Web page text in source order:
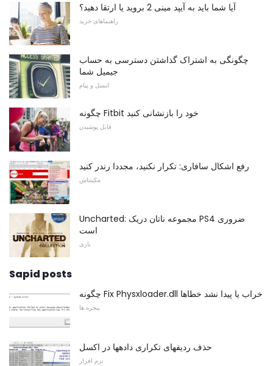
آیا شما باید به آیپد مینی 2 بروید یا ارتقا دهید؟
راهنماهای خرید
چگونگی به اشتراک گذاشتن دسترسی به حساب
جیمیل شما
ایمیل و پیام
چگونه Fitbit خود را بازنشانی کنید
قابل پوشیدن
رفع اشکال سافاری: تکرار نکنید، مجددا رندر کنید
مکینتاش
Uncharted: مجموعه ناتان دریک PS4 ضروری
است
بازی
Sapid posts
چگونه Fix Physxloader.dll خراب یا پیدا نشد خطاها
پنجره ها
حذف ردیفهای تکراری دادهها در اکسل
نرم افزار